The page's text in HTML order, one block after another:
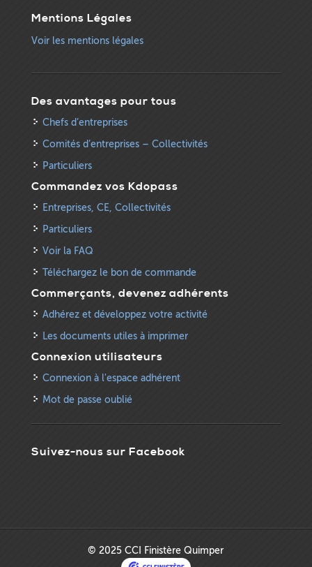
Mentions Légales
Voir les mentions légales
Des avantages pour tous
Chefs d’entreprises
Comités d’entreprises – Collectivités
Particuliers
Commandez vos Kdopass
Entreprises, CE, Collectivités
Particuliers
Voir la FAQ
Téléchargez le bon de commande
Commerçants, devenez adhérents
Adhérez et développez votre activité
Les documents utiles à imprimer
Connexion utilisateurs
Connexion à l'espace adhérent
Mot de passe oublié
Suivez-nous sur Facebook
© 2025 CCI Finistère Quimper